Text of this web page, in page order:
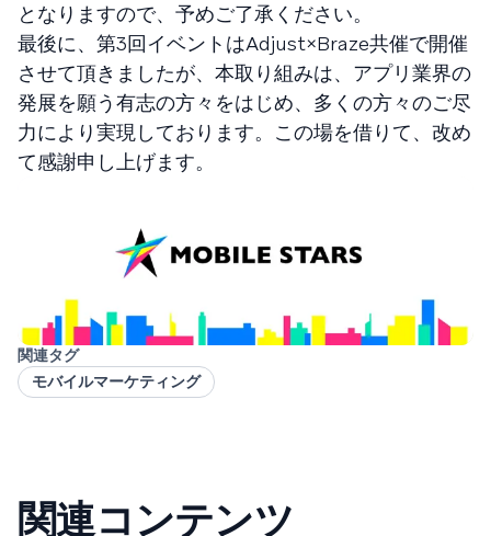
となりますので、予めご了承ください。
最後に、第3回イベントはAdjust×Braze共催で開催
させて頂きましたが、本取り組みは、アプリ業界の
発展を願う有志の方々をはじめ、多くの方々のご尽
力により実現しております。この場を借りて、改め
て感謝申し上げます。
関連タグ
モバイルマーケティング
関連コンテンツ